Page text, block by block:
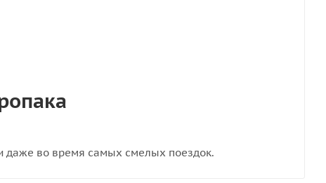
даже во время самых смелых поездок.